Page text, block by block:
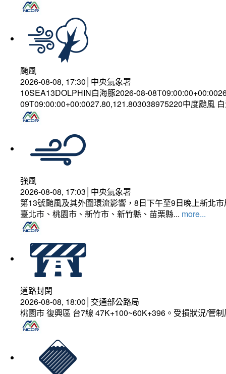
颱風
2026-08-08, 17:30│中央氣象署
10SEA13DOLPHIN白海豚2026-08-
09T09:00:00+00:0027.80,121.803038975220中度颱風
強風
2026-08-08, 17:03│中央氣象署
第13號颱風及其外圍環流影響，8日下午至9日晚上新北
臺北市、桃園市、新竹市、新竹縣、苗栗縣... more...
道路封閉
2026-08-08, 18:00│交通部公路局
桃園市 復興區 台7線 47K+100~60K+396。受損狀況/管